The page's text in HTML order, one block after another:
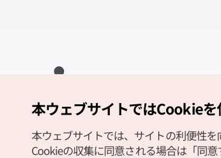
Copyright (c) Korea Tourism Organization All Rights
サイトエラー報告
公式メール
本ウェブサイトではCookieを
本ウェブサイトでは、サイトの利便性を
Cookieの収集に同意される場合は「同